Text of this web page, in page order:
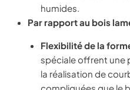
humides.
Par rapport au bois
Flexibilité de la
spéciale offrent une
la réalisation de